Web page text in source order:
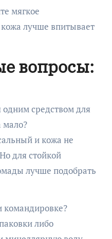
мягкое
лучше впитывает
вопросы:
средством для
мало?
и кожа не
для стойкой
лучше подобрать
командировке?
либо